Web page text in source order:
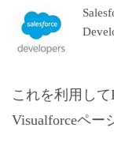
これを利用し
Visualforceペー